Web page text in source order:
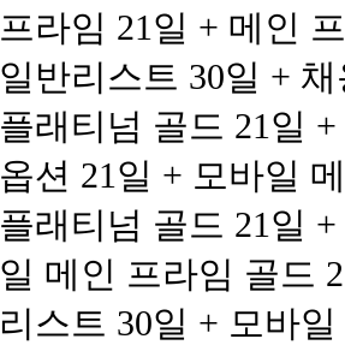
프라임 21일 + 메인
일반리스트 30일 +
플래티넘 골드 21일
옵션 21일 + 모바일
플래티넘 골드 21일
일 메인 프라임 골드
리스트 30일 + 모바